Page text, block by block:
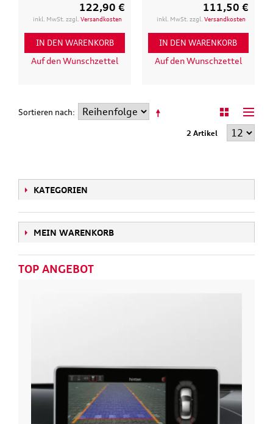
122,90 €
inkl. MwSt. zzgl.Versandkosten
IN DEN WARENKORB
Auf den Wunschzettel
111,50 €
inkl. MwSt. zzgl. Versandkosten
IN DEN WARENKORB
Auf den Wunschzettel
Sortieren nach
2 Artikel
KATEGORIEN
MEIN WARENKORB
TOP ANGEBOT